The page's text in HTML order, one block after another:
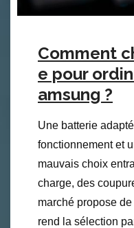
Comment
e pour
amsung ?
Une batterie
fonctionnement et
mauvais choix
charge, des
marché propose
rend la sélection